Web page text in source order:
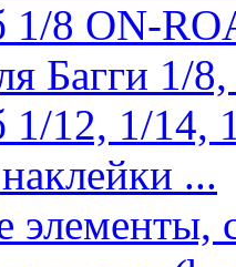
1/8 ON-
Багги 1/
12, 1/14,
...
элементы,